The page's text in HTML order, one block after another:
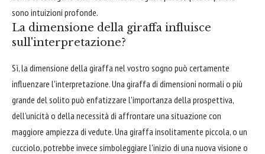
sono intuizioni profonde.
La dimensione della giraffa influisce
sull'interpretazione?
Sì, la dimensione della giraffa nel vostro sogno può certamente
influenzare l'interpretazione. Una giraffa di dimensioni normali o più
grande del solito può enfatizzare l'importanza della prospettiva,
dell'unicità o della necessità di affrontare una situazione con
maggiore ampiezza di vedute. Una giraffa insolitamente piccola, o un
cucciolo, potrebbe invece simboleggiare l'inizio di una nuova visione o